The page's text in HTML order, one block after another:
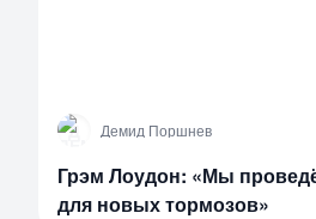
Д Демид Поршнев
Грэм Лоудон: «Мы
для новых тормозов»